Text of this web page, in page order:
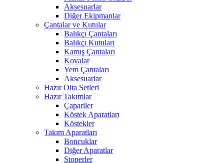
Aksesuarlar
Diğer Ekipmanlar
Çantalar ve Kutular
Balıkçı Çantaları
Balıkçı Kutuları
Kamış Çantaları
Kovalar
Yem Çantaları
Aksesuarlar
Hazır Olta Setleri
Hazır Takımlar
Çapariler
Köstek Aparatları
Köstekler
Takım Aparatları
Boncuklar
Diğer Aparatlar
Stoperler